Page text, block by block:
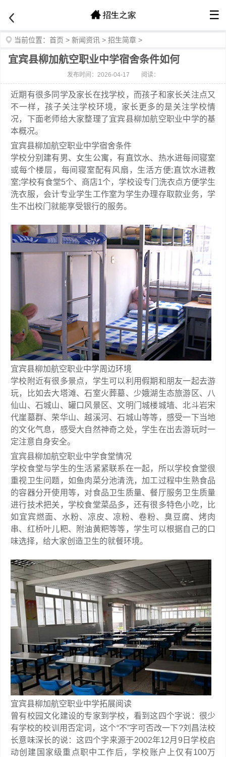
☰
当前位置： 首页 > 新闻资讯 > 招生简章 >
宜宾县柳加航空职业中学宿舍条件如何
发布时间：2026-04-17 阅读：
近期有很多同学及家长在找学校，而孩子和家长关注点又
不一样，孩子关注学校环境，家长更多的是关注学校情
况，下面老师给大家整理了宜宾县柳加航空职业中学的基
本概况。
宜宾县柳加航空职业中学宿舍条件
学校分别建有男、女生公寓，有直饮水、热水进每间寝室
或每个楼层，每间寝室配有风扇，生活方便;直饮水进教
室;学校有食堂5个、商店1个，学校设专门洗衣点方便学生
洗衣服，会计专业学生工作室为学生办理存取款业务，学
生不出校门就能享受银行的服务。
宜宾县柳加航空职业中学周边环境
学校附近有很多景点，学生可以利用假期和朋友一起去游
玩，比如去大塔滩、石室火葬墓、少娥湖生态旅游区、八
仙山、石城山、罐口风景区、文明门城楼城墙、北斗岩宋
代崖墓群、荣华山、越溪河、石城山等等，感受一下当地
的文化气息，感受大自然神奇之处，学生在出去游玩时一
定注意自身安全。
宜宾县柳加航空职业中学食堂情况
学校食堂与学生的生活紧紧联系在一起，所以学校食堂很
重视卫生问题，如鱼肉菜分池清洗，加工过程中生熟食品
的容器分开使用等，对食品卫生质量、餐厅服务卫生质量
进行技术把关，学校食堂菜品多，还有很多特色小吃，比
如宜宾燃面、水粉、凉皮、凉粉、卷粉、臭豆腐、烤肉
串、红桥叶儿粑、附油黄粑等等，学生可以根据自己的口
味选择，给大家创造卫生的就餐环境。
宜宾县柳加航空职业中学拓展阅读
曾有校园文化建设的专家到学校，看到这四个字说：很少
有学校的校训用否定词，这个“不”字可否改一下?刘昌法校
长意味深长的说：这四个字来源于2002年12月9日学校启
动创建国家级重点职中工作后，学校账户上仅有100万